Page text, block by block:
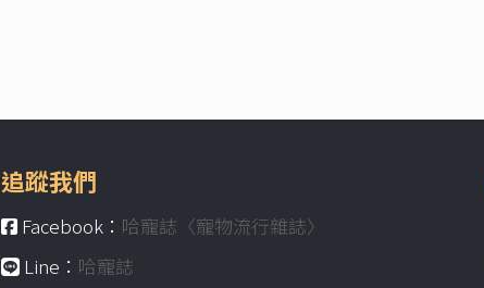
追蹤我們
Facebook： 哈寵誌〈寵物流行雜誌〉
Line： 哈寵誌